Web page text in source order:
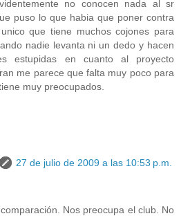
no conocen nada al sr
puso lo que habia que poner contra
que tiene muchos cojones para
nadie levanta ni un dedo y hacen
estupidas en cuanto al proyecto
me parece que falta muy poco para
muy preocupados.
27 de julio de 2009 a las 10:53 p.m.
Nos preocupa el club. No